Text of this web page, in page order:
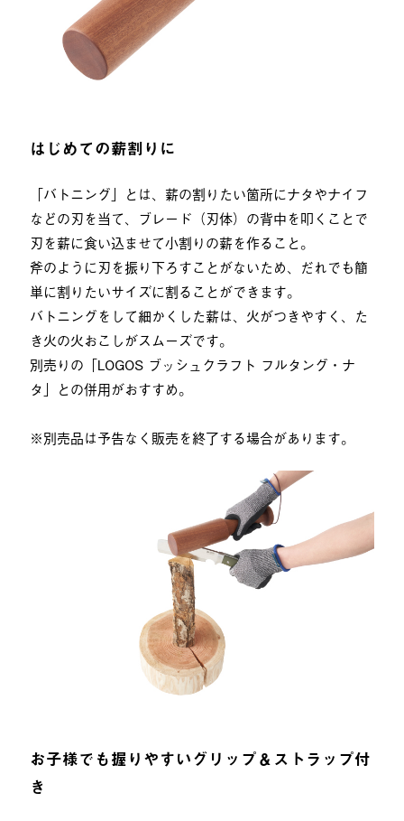
はじめての薪割りに
「バトニング」とは、薪の割りたい箇所にナタやナイフ
などの刃を当て、ブレード（刃体）の背中を叩くことで
刃を薪に食い込ませて小割りの薪を作ること。
斧のように刃を振り下ろすことがないため、だれでも簡
単に割りたいサイズに割ることができます。
バトニングをして細かくした薪は、火がつきやすく、た
き火の火おこしがスムーズです。
別売りの「LOGOS ブッシュクラフト フルタング・ナ
タ」との併用がおすすめ。
※別売品は予告なく販売を終了する場合があります。
お子様でも握りやすいグリップ＆ストラップ付
き